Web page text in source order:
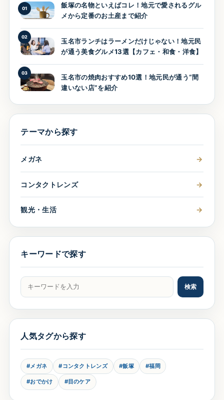
01
飯塚の名物といえばコレ！地元で愛されるグル
メから定番のお土産まで紹介
02
玉名市ランチはラーメンだけじゃない！地元民
が通う美食グルメ13選【カフェ・和食・洋食】
03
玉名市の焼肉おすすめ10選！地元民が通う“間
違いない店”を紹介
テーマから探す
メガネ →
コンタクトレンズ →
観光・生活 →
キーワードで探す
記事をキーワードで検索 検索
人気タグから探す
#メガネ #コンタクトレンズ #飯塚 #福岡
#おでかけ #目のケア